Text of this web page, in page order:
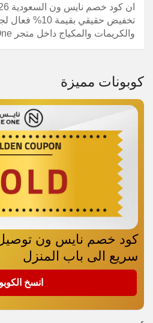
ان كود خصم نايس ون السعودية 2026 (
تخفيض حقيقي
والكريمات والمكياج داخل متجر Nice One.
كوبونات مميزة
كود خصم نايس ون
سريع الى باب المنزل
انسخ